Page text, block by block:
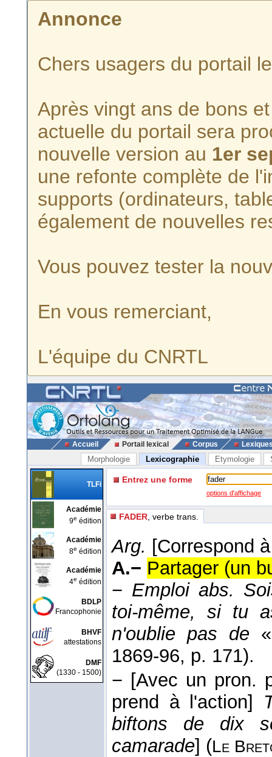
Annonce
Chers usagers du portail
Après vingt ans de bons
actuelle du portail sera
nouvelle version au 1er
une refonte complète de
supports (ordinateurs,
également de nouvelles
Vous pouvez tester la
En vous remerciant,
L'équipe du CNRTL
Accueil Portail lexical Corpus
Morphologie Lexicographie Etymologie
TLFi
Académie
9e édition
Académie
8e édition
Académie
4e édition
BDLP
Francophonie
BHVF
attestations
DMF
(1330 - 1500)
Entrez une forme
options d'affichage
FADER , verbe trans.
Arg. [Correspond
A.− Partager (un
− Emploi abs.
toi-même, si tu
n'oublie pas de
1869-96, p. 171).
− [Avec un pron.
prend à l'action]
biftons de dix
camarade] (Le